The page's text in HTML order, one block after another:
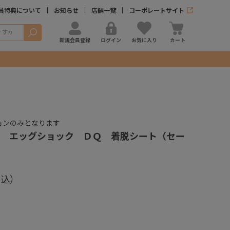
特典について お知らせ 店舗一覧 コーポレートサイト
検索
新規会員登録 ログイン お気に入り カート
のみとなります
ッグショック ＤＱ 着脱シート（セー